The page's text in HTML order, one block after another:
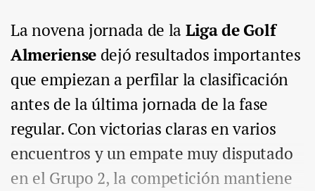
La novena jornada de la Liga de Golf
Almeriense dejó resultados importantes
que empiezan a perfilar la clasificación
antes de la última jornada de la fase
regular. Con victorias claras en varios
encuentros y un empate muy disputado
en el Grupo 2, la competición mantiene